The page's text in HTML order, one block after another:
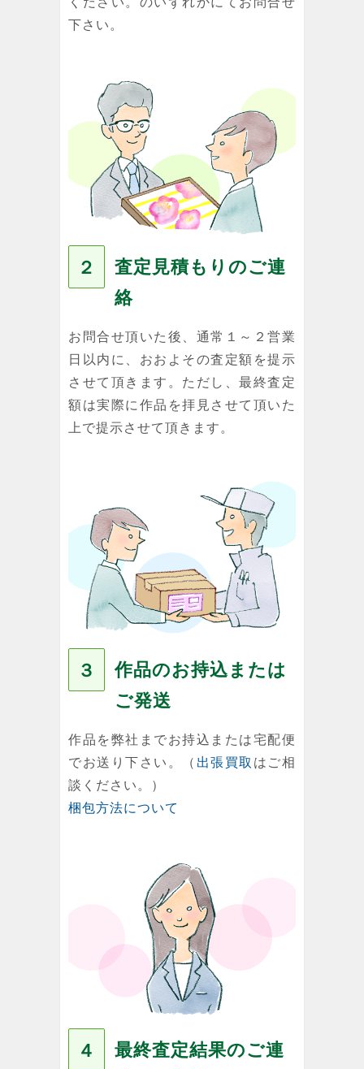
下さい。
２
査定見積もりのご連
絡
お問合せ頂いた後、通常１～２営業
日以内に、おおよその査定額を提示
させて頂きます。ただし、最終査定
額は実際に作品を拝見させて頂いた
上で提示させて頂きます。
３
作品のお持込または
ご発送
作品を弊社までお持込または宅配便
でお送り下さい。（ 出張買取 はご相
談ください。）
梱包方法について
４
最終査定結果のご連